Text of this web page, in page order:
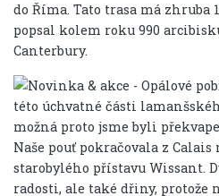
do Říma. Tato trasa má zhruba
popsal kolem roku 990
Canterbury.